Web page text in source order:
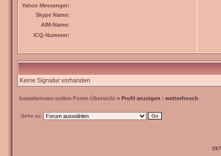
Yahoo Messenger:
Skype Name:
AIM-Name:
ICQ-Nummer:
Keine Signatur vorhanden
bastelwissen-online Foren-Übersicht » Profil anzeigen : wetterfrosch
Gehe zu: